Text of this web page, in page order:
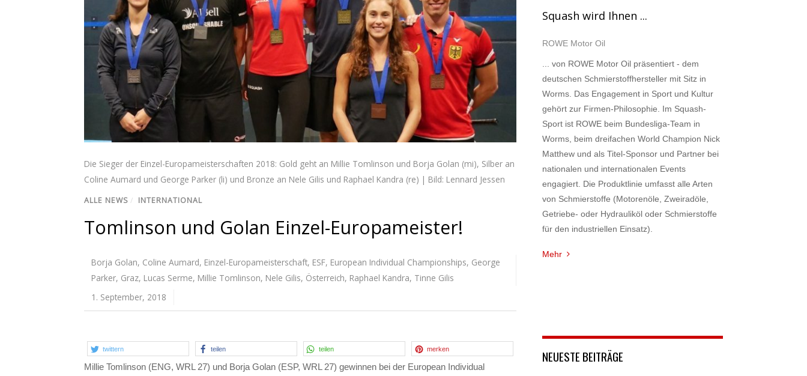
Die Sieger der Einzel-Europameisterschaften 2018: Gold geht an Millie Tomlinson und Borja Golan (mi), Silber an
Coline Aumard und George Parker (li) und Bronze an Nele Gilis und Raphael Kandra (re) | Bild: Lennard Jessen
ALLE NEWS / INTERNATIONAL
Tomlinson und Golan Einzel-Europameister!
Borja Golan, Coline Aumard, Einzel-Europameisterschaft, ESF, European Individual Championships, George
Parker, Graz, Lucas Serme, Millie Tomlinson, Nele Gilis, Österreich, Raphael Kandra, Tinne Gilis
1. September, 2018
twittern teilen teilen merken
Millie Tomlinson (ENG, WRL 27) und Borja Golan (ESP, WRL 27) gewinnen bei der European Individual
Squash wird Ihnen ...
ROWE Motor Oil
... von ROWE Motor Oil präsentiert - dem
deutschen Schmierstoffhersteller mit Sitz in
Worms. Das Engagement in Sport und Kultur
gehört zur Firmen-Philosophie. Im Squash-
Sport ist ROWE beim Bundesliga-Team in
Worms, beim dreifachen World Champion Nick
Matthew und als Titel-Sponsor und Partner bei
nationalen und internationalen Events
engagiert. Die Produktlinie umfasst alle Arten
von Schmierstoffe (Motorenöle, Zweiradöle,
Getriebe- oder Hydrauliköl oder Schmierstoffe
für den industriellen Einsatz).
Mehr
NEUESTE BEITRÄGE